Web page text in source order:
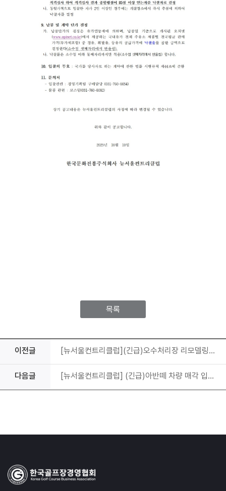
목록
이전글 [뉴서울컨트리클럽](긴급)오수처리장 리모델링 공사(토목, 기계) 수정공고
다음글 [뉴서울컨트리클럽] (긴급)아반떼 차량 매각 입찰 재공고